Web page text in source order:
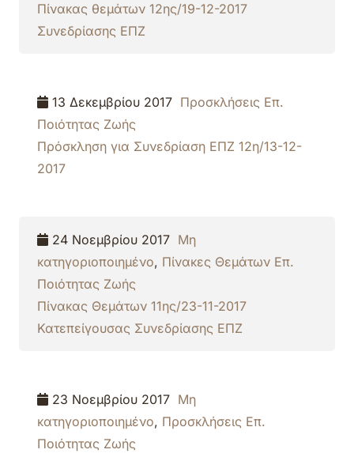
Πίνακας θεμάτων 12ης/19-12-2017
Συνεδρίασης ΕΠΖ
13 Δεκεμβρίου 2017 Προσκλήσεις Επ.
Ποιότητας Ζωής
Πρόσκληση για Συνεδρίαση ΕΠΖ 12η/13-12-
2017
24 Νοεμβρίου 2017 Μη
κατηγοριοποιημένο, Πίνακες Θεμάτων Επ.
Ποιότητας Ζωής
Πίνακας Θεμάτων 11ης/23-11-2017
Κατεπείγουσας Συνεδρίασης ΕΠΖ
23 Νοεμβρίου 2017 Μη
κατηγοριοποιημένο, Προσκλήσεις Επ.
Ποιότητας Ζωής